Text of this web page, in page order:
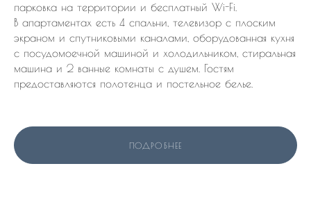
парковка на территории и бесплатный Wi-Fi.
В апартаментах есть 4 спальни, телевизор с плоским
экраном и спутниковыми каналами, оборудованная кухня
с посудомоечной машиной и холодильником, стиральная
машина и 2 ванные комнаты с душем. Гостям
предоставляются полотенца и постельное белье.
ПОДРОБНЕЕ